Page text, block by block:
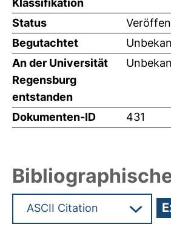
Klassifikation
Status
Begutachtet
An der Universität
Regensburg
entstanden
Dokumenten-ID 431